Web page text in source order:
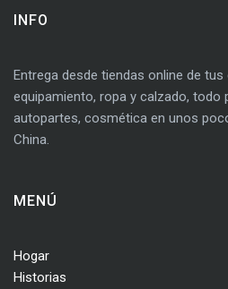
INFO
Entrega desde tiendas online de
equipamiento, ropa y calzado, todo
autopartes, cosmética en unos
China.
MENÚ
Hogar
Historias